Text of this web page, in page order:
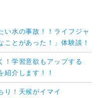
い水の事故！！ライフジャ
とがあった！」体験談！
！学習意欲もアップする
紹介します！！
り！天候がイマイ